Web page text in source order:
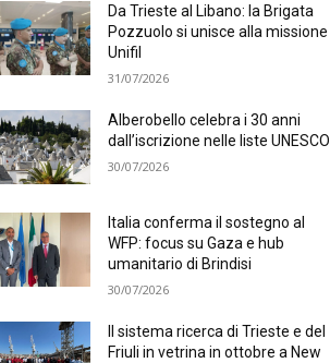
Da Trieste al Libano: la Brigata
Pozzuolo si unisce alla missione
Unifil
31/07/2026
Alberobello celebra i 30 anni
dall’iscrizione nelle liste UNESCO
30/07/2026
Italia conferma il sostegno al
WFP: focus su Gaza e hub
umanitario di Brindisi
30/07/2026
Il sistema ricerca di Trieste e del
Friuli in vetrina in ottobre a New